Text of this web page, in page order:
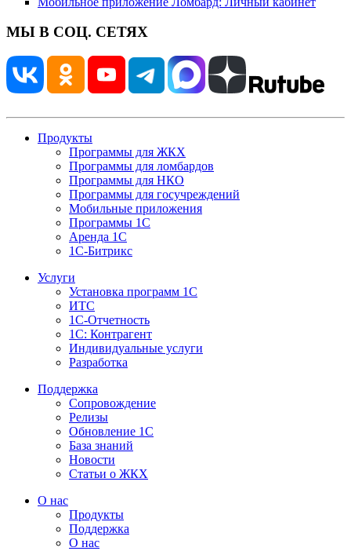
МЫ В СОЦ. СЕТЯХ
Продукты
Программы для ЖКХ
Программы для ломбардов
Программы для НКО
Программы для госучреждений
Мобильные приложения
Программы 1С
Аренда 1С
1С-Битрикс
Услуги
Установка программ 1С
ИТС
1С-Отчетность
1С: Контрагент
Индивидуальные услуги
Разработка
Поддержка
Сопровождение
Релизы
Обновление 1С
База знаний
Новости
Статьи о ЖКХ
О нас
Продукты
Поддержка
О нас